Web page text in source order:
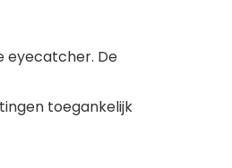
eyecatcher. De
toegankelijk